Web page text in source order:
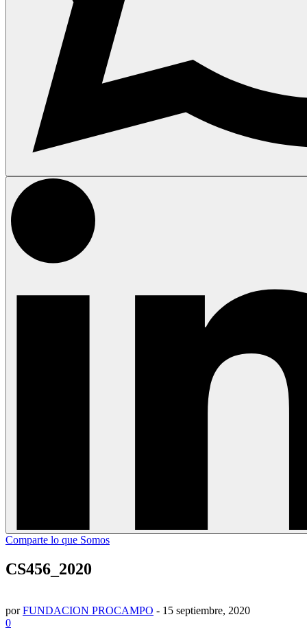
Comparte lo que Somos
CS456_2020
porFUNDACION PROCAMPO - 15 septiembre, 2020
0